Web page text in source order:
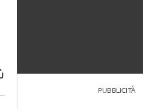
PUBBLICITÀ